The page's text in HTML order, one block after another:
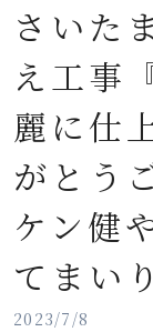
さいた
え工事
麗に仕
がとう
ケン健
てまい
2023/7/8